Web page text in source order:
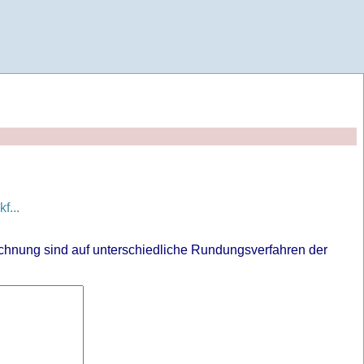
sind auf unterschiedliche Rundungsverfahren der